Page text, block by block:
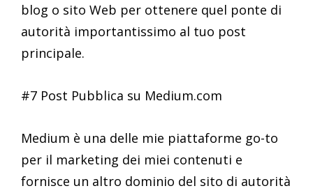
blog o sito Web per ottenere quel ponte di
autorità importantissimo al tuo post
principale.
#7 Post Pubblica su Medium.com
Medium è una delle mie piattaforme go-to
per il marketing dei miei contenuti e
fornisce un altro dominio del sito di autorità